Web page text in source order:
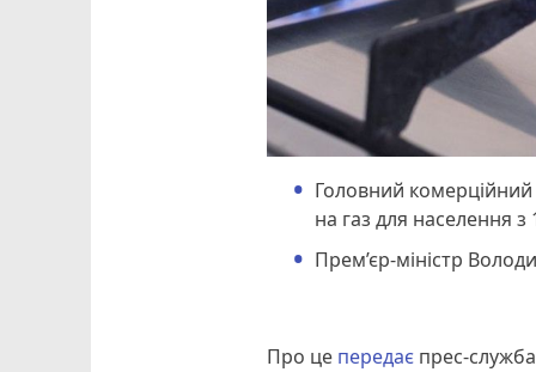
Головний
на газ для населення з
Прем’єр-міністр
Про це передає прес-служба